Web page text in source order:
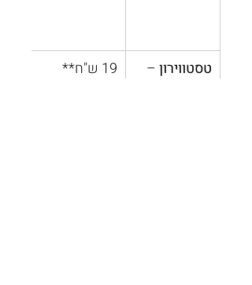
טסטווירון –
19 ש"ח**